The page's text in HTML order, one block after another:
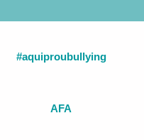
#aquiproubullying
AFA